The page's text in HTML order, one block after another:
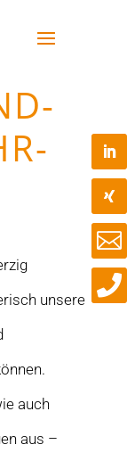
unsere
auch
aus –

